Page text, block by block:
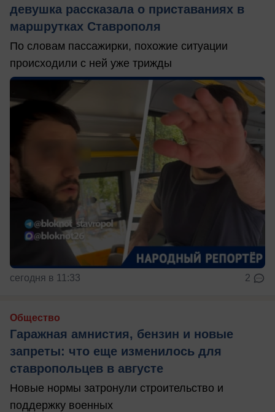
девушка рассказала о приставаниях в
маршрутках Ставрополя
По словам пассажирки, похожие ситуации
происходили с ней уже трижды
сегодня в 11:33 2
Общество
Гаражная амнистия, бензин и новые
запреты: что еще изменилось для
ставропольцев в августе
Новые нормы затронули строительство и
поддержку военных